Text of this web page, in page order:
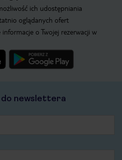
ich udostępniania
oglądanych ofert
o Twojej rezerwacji w
do newslettera